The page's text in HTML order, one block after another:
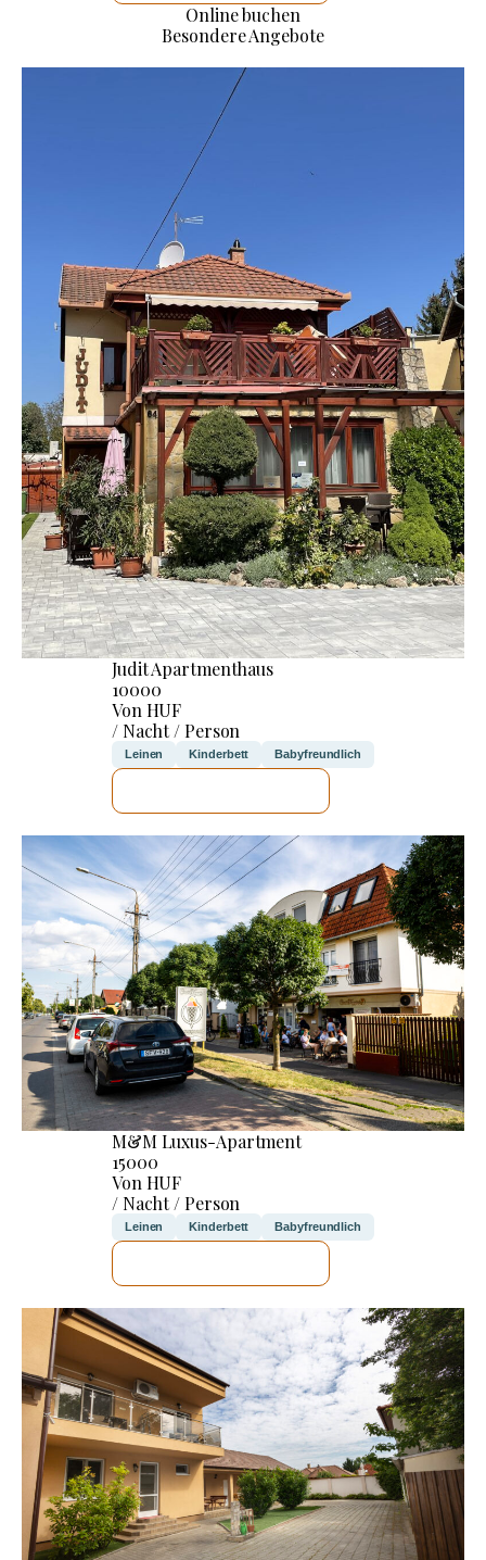
Online buchen
Besondere Angebote
Judit Apartmenthaus
10000
Von HUF
/ Nacht / Person
Leinen Kinderbett Babyfreundlich
M&M Luxus-Apartment
15000
Von HUF
/ Nacht / Person
Leinen Kinderbett Babyfreundlich